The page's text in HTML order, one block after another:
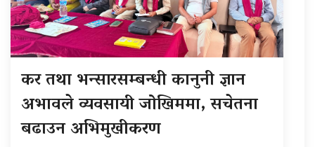
कर तथा भन्सारसम्बन्धी कानुनी ज्ञान
अभावले व्यवसायी जोखिममा, सचेतना
बढाउन अभिमुखीकरण